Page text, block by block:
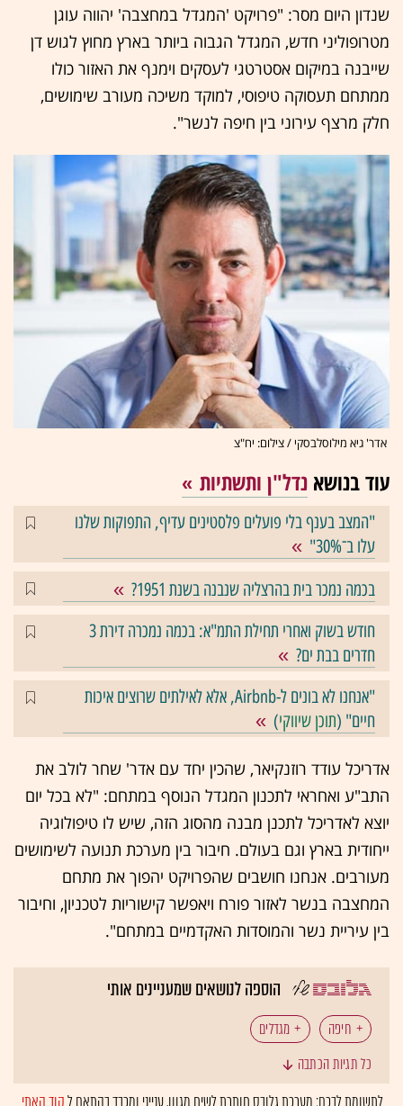
שנדון היום מסר: "פרויקט 'המגדל במחצבה' יהווה עוגן
מטרופוליני חדש, המגדל הגבוה ביותר בארץ מחוץ לגוש דן
שייבנה במיקום אסטרטגי לעסקים וימנף את האזור כולו
ממתחם תעסוקה טיפוסי, למוקד משיכה מעורב שימושים,
חלק מרצף עירוני בין חיפה לנשר".
אדר' גיא מילוסלבסקי / צילום: יח"צ
עוד בנושא נדל"ן ותשתיות
"המצב בענף בלי פועלים פלסטינים עדיף, התפוקות שלנו
עלו ב־30%"
בכמה נמכר בית בהרצליה שנבנה בשנת 1951?
חודש בשוק ואחרי תחילת התמ"א: בכמה נמכרה דירת 3
חדרים בבת ים?
"אנחנו לא בונים ל-Airbnb, אלא לאילתים שרוצים איכות
חיים" (תוכן שיווקי)
אדריכל עודד רוזנקיאר, שהכין יחד עם אדר' שחר לולב את
התב"ע ואחראי לתכנון המגדל הנוסף במתחם: "לא בכל יום
יוצא לאדריכל לתכנן מבנה מהסוג הזה, שיש לו טיפולוגיה
ייחודית בארץ וגם בעולם. חיבור בין מערכת תנועה לשימושים
מעורבים. אנחנו חושבים שהפרויקט יהפוך את מתחם
המחצבה בנשר לאזור פורח ויאפשר קישוריות לטכניון, וחיבור
בין עיריית נשר והמוסדות האקדמיים במתחם".
הוספה לנושאים שמעניינים אותי
חיפה
מגדלים
כל תגיות הכתבה